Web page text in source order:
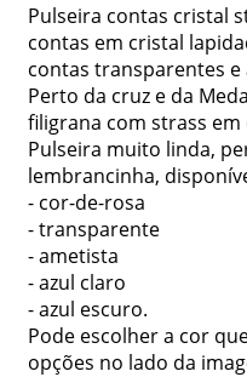
Pulseira contas cristal
contas em cristal
contas transparentes
Perto da cruz e da
filigrana com strass em
Pulseira muito linda,
lembrancinha,
- cor-de-rosa
- transparente
- ametista
- azul claro
- azul escuro.
Pode escolher a cor
opções no lado da